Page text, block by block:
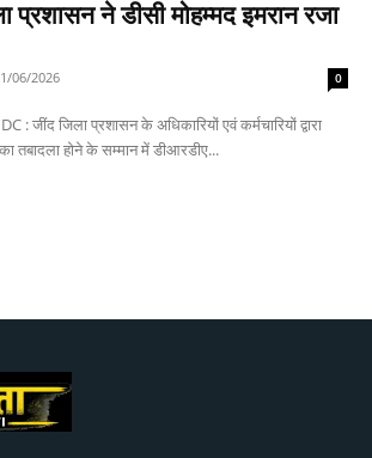
प्रशासन ने डीसी मोहम्मद इमरान रजा
06/2026 0
: जींद जिला प्रशासन के अधिकारियों एवं कर्मचारियों द्वारा
तबादला होने के सम्मान में डीआरडीए...